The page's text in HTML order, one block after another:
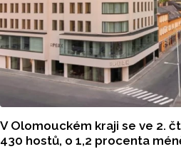
V Olomouckém kraji se ve 2.
430 hostů, o 1,2 procenta